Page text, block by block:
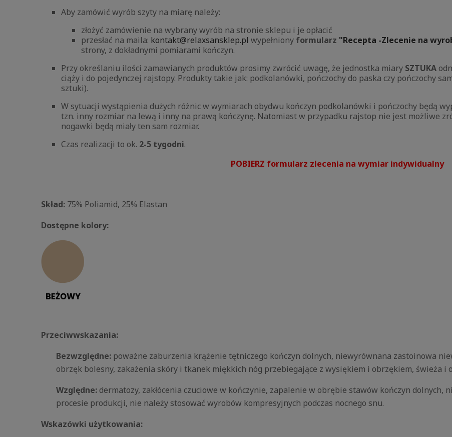
Aby zamówić wyrób szyty na miarę należy:
złożyć zamówienie na wybrany wyrób na stronie sklepu i je opłacić
przesłać na maila: kontakt@relaxsansklep.pl wypełniony formularz "Recepta -Zlecenie na
strony, z dokładnymi pomiarami kończyn.
Przy określaniu ilości zamawianych produktów prosimy zwrócić uwagę, że jednostka miary SZTUKA
ciąży i do pojedynczej rajstopy. Produkty takie jak: podkolanówki, pończochy do paska czy pończochy
sztuki).
W sytuacji wystąpienia dużych różnic w wymiarach obydwu kończyn podkolanówki i pończochy będą
tzn. inny rozmiar na lewą i inny na prawą kończynę. Natomiast w przypadku rajstop nie jest możliwe
nogawki będą miały ten sam rozmiar.
Czas realizacji to ok. 2-5 tygodni.
POBIERZ formularz zlecenia na wymiar indywidualny
Skład: 75% Poliamid, 25% Elastan
Dostępne kolory:
Przeciwwskazania:
Bezwzględne: poważne zaburzenia krążenie tętniczego kończyn dolnych, niewyrównana zastoinowa
obrzęk bolesny, zakażenia skóry i tkanek miękkich nóg przebiegające z wysiękiem i obrzękiem, świeża i
Względne: dermatozy, zakłócenia czuciowe w kończynie, zapalenie w obrębie stawów kończyn dolnych,
procesie produkcji, nie należy stosować wyrobów kompresyjnych podczas nocnego snu.
Wskazówki użytkowania: